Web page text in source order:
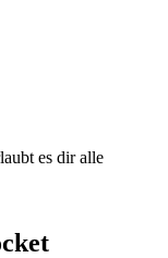
es dir alle